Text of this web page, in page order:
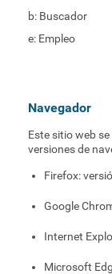
b: Buscador
e: Empleo
Navegador
Este sitio web
versiones de
Firefox:
Google
Internet
Microsoft